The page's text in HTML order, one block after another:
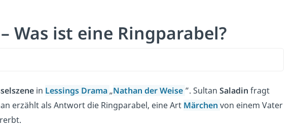
Was ist eine Ringparabel?
in Lessings Drama„Nathan der Weise ”. Sultan Saladin fragt
erzählt als Antwort die Ringparabel, eine Art Märchen von einem Vater